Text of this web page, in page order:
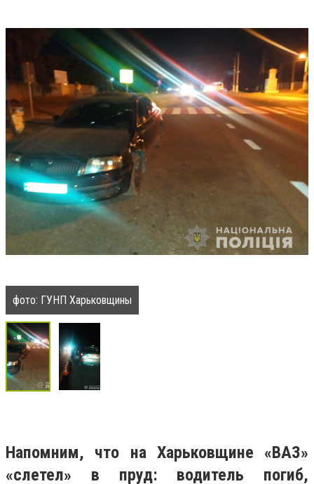
фото: ГУНП Харьковщины
Напомним, что на Харьковщине «ВАЗ»
«слетел» в пруд: водитель погиб,